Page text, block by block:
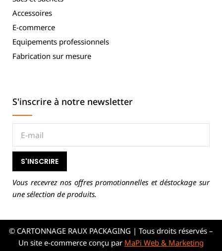
Accessoires
E-commerce
Equipements professionnels
Fabrication sur mesure
S'inscrire à notre newsletter
S'INSCRIRE
Vous recevrez nos offres promotionnelles et déstockage sur
une sélection de produits.
© CARTONNAGE RAUX PACKAGING | Tous droits réservés –
Un site e-commerce conçu par MaPi Web & Marketing